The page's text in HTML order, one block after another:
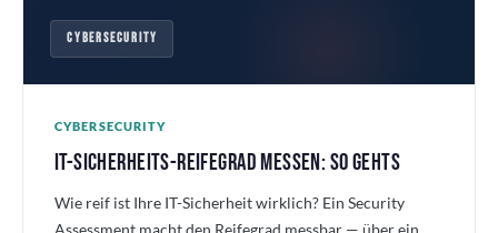
CYBERSECURITY
CYBERSECURITY
IT-SICHERHEITS-REIFEGRAD MESSEN: SO GEHTS
Wie reif ist Ihre IT-Sicherheit wirklich? Ein Security
Assessment macht den Reifegrad messbar — über ein